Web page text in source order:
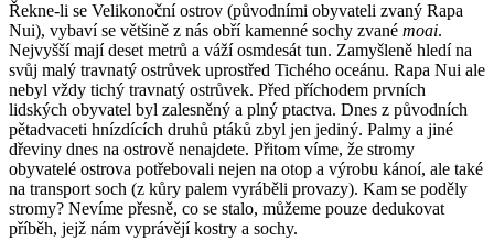
Řekne-li se Velikonoční ostrov (původními obyvateli zvaný Rapa
Nui), vybaví se většině z nás obří kamenné sochy zvané moai.
Nejvyšší mají deset metrů a váží osmdesát tun. Zamyšleně hledí na
svůj malý travnatý ostrůvek uprostřed Tichého oceánu. Rapa Nui ale
nebyl vždy tichý travnatý ostrůvek. Před příchodem prvních
lidských obyvatel byl zalesněný a plný ptactva. Dnes z původních
pětadvaceti hnízdících druhů ptáků zbyl jen jediný. Palmy a jiné
dřeviny dnes na ostrově nenajdete. Přitom víme, že stromy
obyvatelé ostrova potřebovali nejen na otop a výrobu kánoí, ale také
na transport soch (z kůry palem vyráběli provazy). Kam se poděly
stromy? Nevíme přesně, co se stalo, můžeme pouze dedukovat
příběh, jejž nám vyprávějí kostry a sochy.